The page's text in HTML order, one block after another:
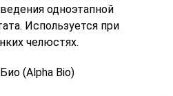
одноэтапной
Используется при
челюстях.
(Alpha Bio)